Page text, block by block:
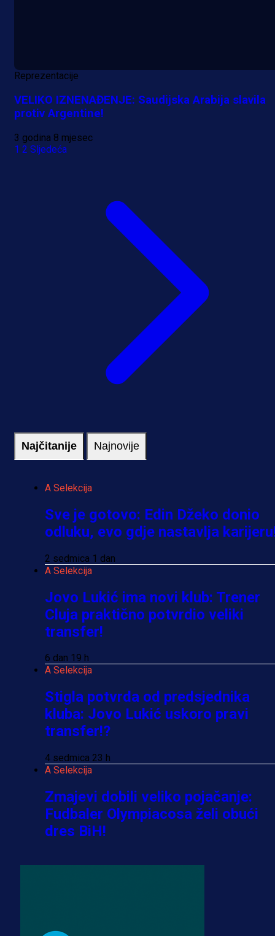
Reprezentacije
VELIKO IZNENAĐENJE: Saudijska Arabija slavila
protiv Argentine!
3 godina 8 mjesec
1 2 Sljedeća
Najčitanije Najnovije
A Selekcija
Sve je gotovo: Edin Džeko donio
odluku, evo gdje nastavlja
2 sedmica 1 dan
A Selekcija
Jovo Lukić ima novi klub: Trener
Cluja praktično potvrdio veliki
transfer!
6 dan 19 h
A Selekcija
Stigla potvrda od predsjednika
kluba: Jovo Lukić uskoro pravi
transfer!?
4 sedmica 23 h
A Selekcija
Zmajevi dobili veliko pojačanje:
Fudbaler Olympiacosa želi obući
dres BiH!
prostorije FK Borac!